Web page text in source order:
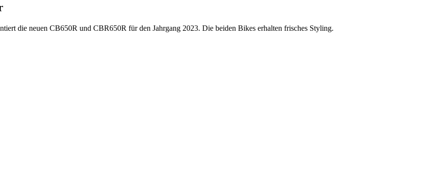
die neuen CB650R und CBR650R für den Jahrgang 2023. Die beiden Bikes erhalten frisches Styling.